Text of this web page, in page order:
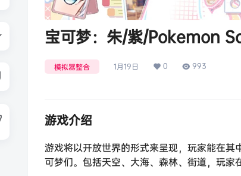
宝可梦：朱/紫/Pokemon
模拟器整合 1月19日 0 993
游戏介绍
游戏将以开放世界的形式来呈现，玩家能在
可梦们。包括天空、大海、森林、街道，玩家